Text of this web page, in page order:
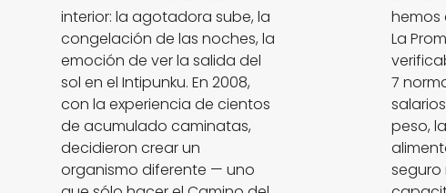
interior: la agotadora sube, la
congelación de las noches, la
emoción de ver la salida del
sol en el Intipunku. En 2008,
con la experiencia de cientos
de acumulado caminatas,
decidieron crear un
organismo diferente — uno
hemos
La
7
peso,
seguro